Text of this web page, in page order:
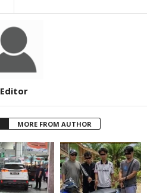
Editor
MORE FROM AUTHOR